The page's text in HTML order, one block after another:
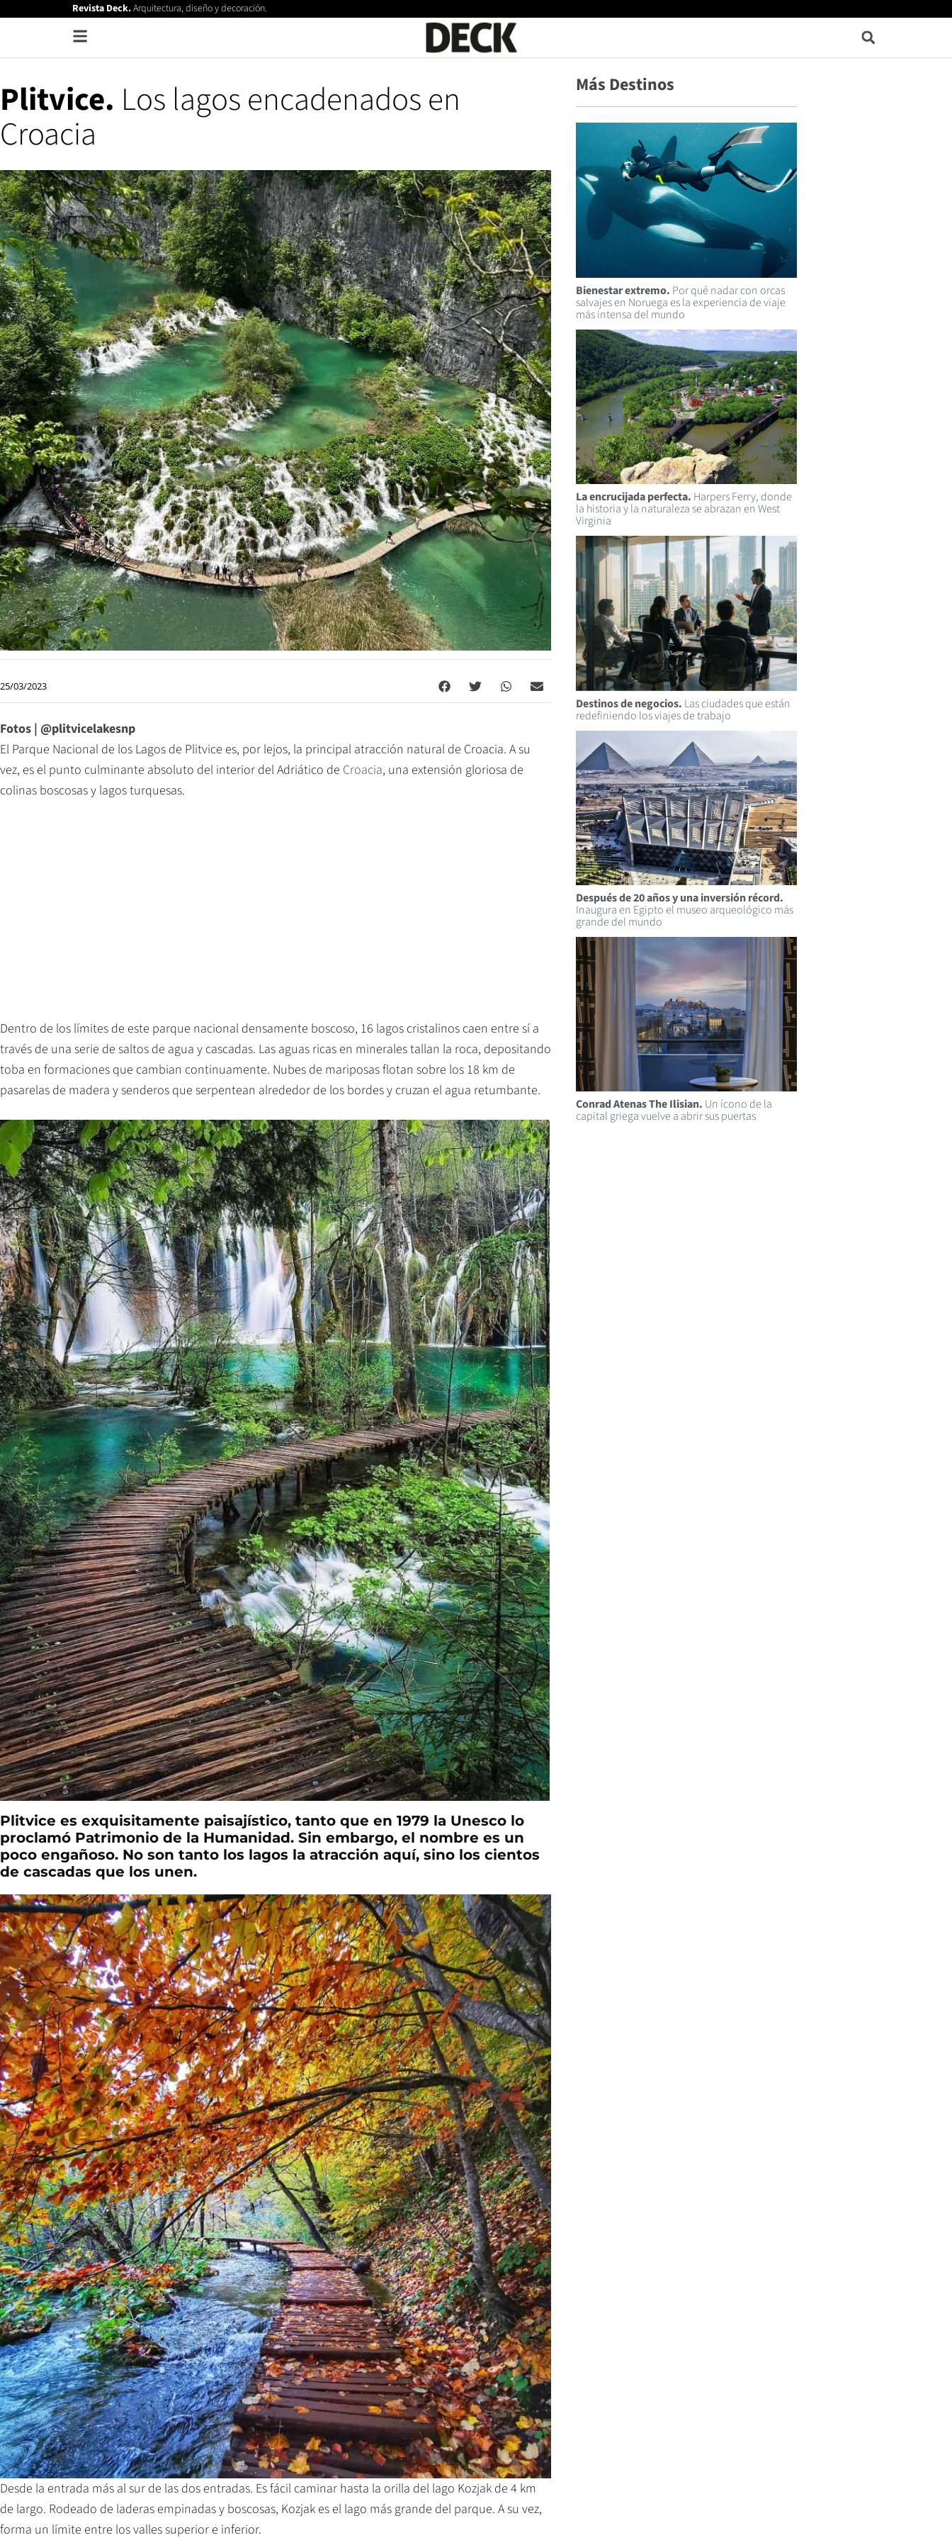
Revista Deck.Arquitectura, diseño y decoración.
Plitvice. Los lagos encadenados en
Croacia
25/03/2023
Fotos | @plitvicelakesnp
El Parque Nacional de los Lagos de Plitvice es, por lejos, la principal atracción natural de Croacia. A su
vez, es el punto culminante absoluto del interior del Adriático de Croacia, una extensión gloriosa de
colinas boscosas y lagos turquesas.
Dentro de los límites de este parque nacional densamente boscoso, 16 lagos cristalinos caen entre sí a
través de una serie de saltos de agua y cascadas. Las aguas ricas en minerales tallan la roca, depositando
toba en formaciones que cambian continuamente. Nubes de mariposas flotan sobre los 18 km de
pasarelas de madera y senderos que serpentean alrededor de los bordes y cruzan el agua retumbante.
Plitvice es exquisitamente paisajístico, tanto que en 1979 la Unesco lo
proclamó Patrimonio de la Humanidad. Sin embargo, el nombre es un
poco engañoso. No son tanto los lagos la atracción aquí, sino los cientos
de cascadas que los unen.
Desde la entrada más al sur de las dos entradas. Es fácil caminar hasta la orilla del lago Kozjak de 4 km
de largo. Rodeado de laderas empinadas y boscosas, Kozjak es el lago más grande del parque. A su vez,
forma un límite entre los valles superior e inferior.
Más Destinos
Bienestar extremo. Por qué nadar con orcas
salvajes en Noruega es la experiencia de viaje
más intensa del mundo
La encrucijada perfecta. Harpers Ferry, donde
la historia y la naturaleza se abrazan en West
Virginia
Destinos de negocios. Las ciudades que están
redefiniendo los viajes de trabajo
Después de 20 años y una inversión récord.
Inaugura en Egipto el museo arqueológico más
grande del mundo
Conrad Atenas The Ilisian. Un ícono de la
capital griega vuelve a abrir sus puertas